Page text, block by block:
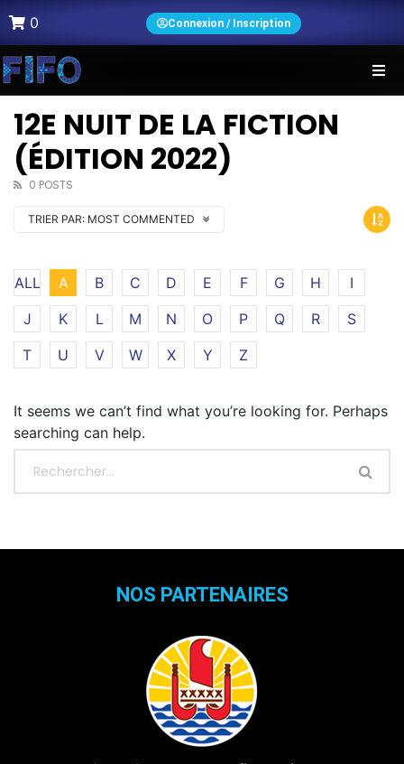
0 Connexion / Inscription
12E NUIT DE LA FICTION
(ÉDITION 2022)
0 POSTS
TRIER PAR: MOST COMMENTED
ALL A B C D E F G H
I
J
K L M N O P Q R
S
T
U V W X Y Z
It seems we can’t find what you’re looking for. Perhaps
searching can help.
NOS PARTENAIRES